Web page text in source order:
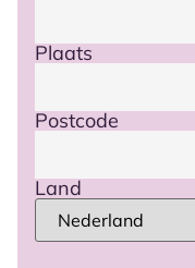
Plaats
Postcode
Land